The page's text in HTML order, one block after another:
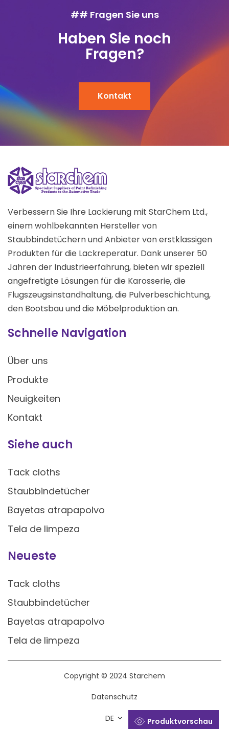
Produktvorschau
## Fragen Sie uns
Haben Sie noch
Fragen?
Kontakt
Verbessern Sie Ihre Lackierung mit StarChem Ltd.,
einem wohlbekannten Hersteller von
Staubbindetüchern und Anbieter von erstklassigen
Produkten für die Lackreperatur. Dank unserer 50
Jahren der Industrieerfahrung, bieten wir speziell
angefretigte Lösungen für die Karosserie, die
Flugszeugsinstandhaltung, die Pulverbeschichtung,
den Bootsbau und die Möbelproduktion an.
Schnelle Navigation
Über uns
Produkte
Neuigkeiten
Kontakt
Siehe auch
Tack cloths
Staubbindetücher
Bayetas atrapapolvo
Tela de limpeza
Neueste
Tack cloths
Staubbindetücher
Bayetas atrapapolvo
Tela de limpeza
Copyright © 2024 Starchem
Datenschutz
DE